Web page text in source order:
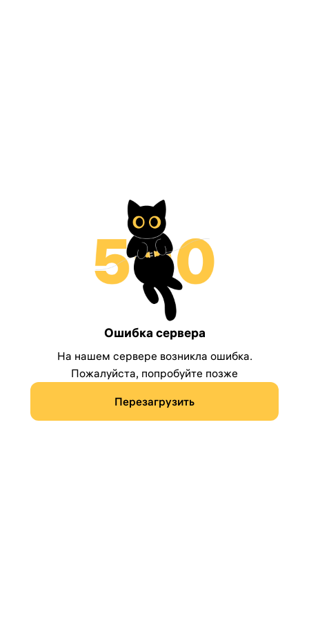
Ошибка сервера
На нашем сервере возникла ошибка.
Пожалуйста, попробуйте позже
Перезагрузить